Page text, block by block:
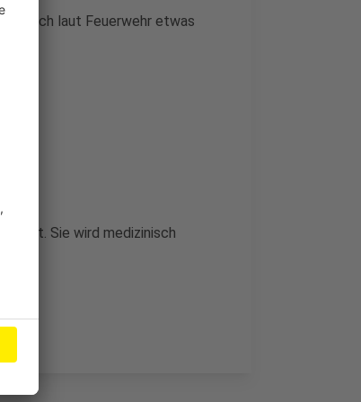
sich laut Feuerwehr etwas
Sie wird medizinisch